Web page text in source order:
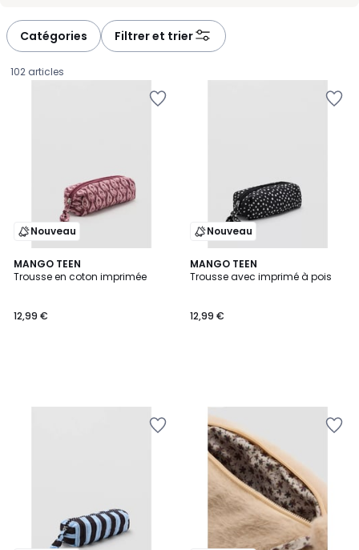
Catégories Filtrer et trier
102 articles
Nouveau
MANGO TEEN
Trousse en coton imprimée
€.
12,99 €
Nouveau
MANGO TEEN
Trousse avec imprimé à pois
12,99 €